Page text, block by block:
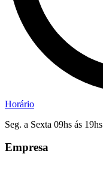
Horário
Seg. a Sexta 09hs ás 19hs
Empresa